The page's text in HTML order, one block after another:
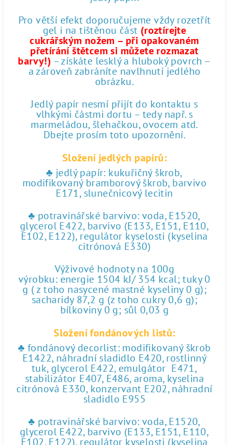
Pro větší efekt doporučujeme vždy rozetřít
gel i na tištěnou část (roztírejte
cukrářským nožem – při opakovaném
přetírání štětcem si můžete rozmazat
barvy!) – získáte lesklý a hluboký povrch –
a zároveň zabráníte navlhnutí jedlého
obrázku.
Jedlý papír nesmí přijít do kontaktu s
vlhkými částmi dortu – tedy např. s
marmeládou, šlehačkou, ovocem atd.
Dbejte prosím toto upozornění.
Složení jedlých papírů:
♣ jedlý papír: kukuřičný škrob,
modifikovaný bramborový škrob, barvivo
E171, slunečnicový lecitin
♣ potravinářské barvivo: voda, E1520,
glycerol E422, barvivo (E133, E151, E110,
E102, E122), regulátor kyselosti (kyselina
citrónová E330)
Výživové hodnoty na 100g
výrobku: energie 1504 kJ/ 354 kcal; tuky 0
g ( z toho nasycené mastné kyseliny 0 g);
sacharidy 87,2 g (z toho cukry 0,6 g);
bílkoviny 0 g; sůl 0,03 g
Složení fondánových listů:
♣ fondánový decorlist: modifikovaný škrob
E1422, náhradní sladidlo E420, rostlinný
tuk, glycerol E422, emulgátor E471,
stabilizátor E407, E486, aroma, kyselina
citrónová E330, konzervant E202, náhradní
sladidlo E955
♣ potravinářské barvivo: voda, E1520,
glycerol E422, barvivo (E133, E151, E110,
E102, E122), regulátor kyselosti (kyselina